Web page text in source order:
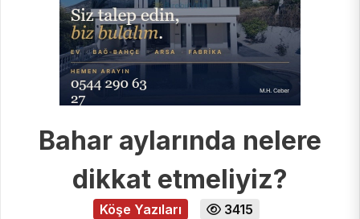
Bahar aylarında nelere
dikkat etmeliyiz?
Köşe Yazıları
3415